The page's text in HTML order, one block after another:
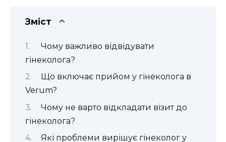
Зміст
Чому важливо відвідувати
гінеколога?
Що включає прийом у гінеколога в
Verum?
Чому не варто відкладати візит до
гінеколога?
Які проблеми вирішує гінеколог у